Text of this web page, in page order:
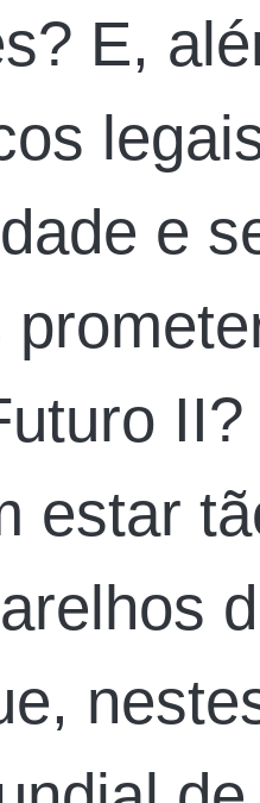
E,
e
estar